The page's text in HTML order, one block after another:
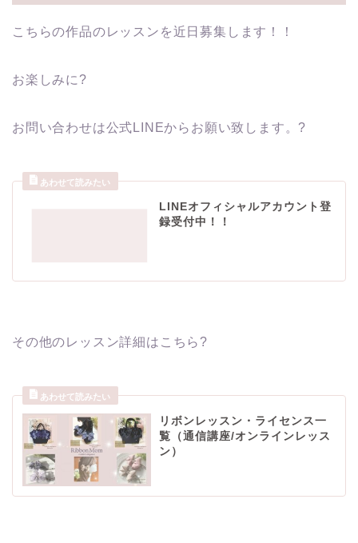
こちらの作品のレッスンを近日募集します！！
お楽しみに?
お問い合わせは公式LINEからお願い致します。?
LINEオフィシャルアカウント登
録受付中！！
その他のレッスン詳細はこちら?
リボンレッスン・ライセンス一
覧（通信講座/オンラインレッス
ン）